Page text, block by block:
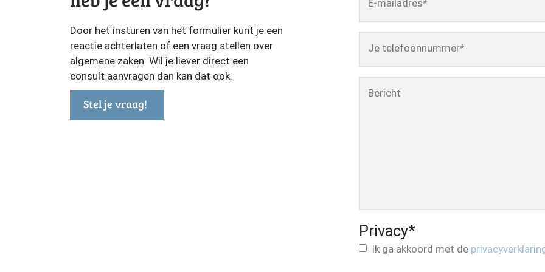
Door het insturen van het formulier kunt je een
reactie achterlaten of een vraag stellen over
algemene zaken. Wil je liever direct een
consult aanvragen dan kan dat ook.
Stel je vraag!
E-mailadres*
Je telefoonnummer*
Bericht
Privacy*
Ik ga akkoord met de